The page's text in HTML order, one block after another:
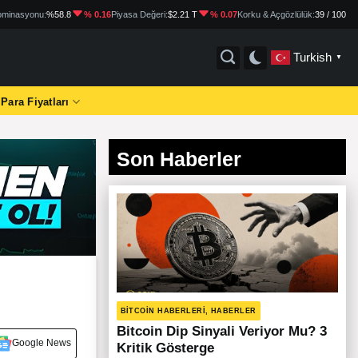
%58.8 % 0.16Piyasa Değeri:$2.21 T % 0.07Korku & Açgözlülük:39 / 100
Turkish ▼
Fiyatları
Google News
Son Haberler
BITCOIN HABERLERI, HABERLER
Bitcoin Dip Sinyali Veriyor Mu? 3
Kritik Gösterge